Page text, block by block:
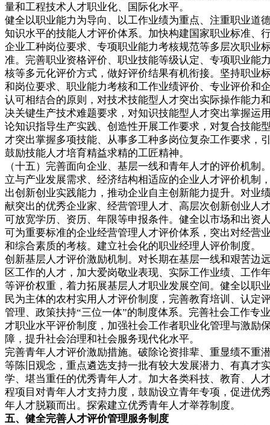
量和工程技术人才职业化、国际化水平。
健全以职业能力为导向、以工作业绩为重点、注重职业道
知识水平的技能人才评价体系。加快构建国家职业标准、
企业工种岗位要求、专项职业能力考核规范等多层次职业
准。完善职业资格评价、职业技能等级认定、专项职业能
核等多元化评价方式，做好评价结果有机衔接。坚持职业
和岗位要求、职业能力考核和工作业绩评价、专业评价和
认可相结合的原则，对技术技能型人才突出实际操作能力
决关键生产技术难题要求，对知识技能型人才突出掌握运
论知识指导生产实践、创造性开展工作要求，对复合技能
才突出掌握多项技能、从事多工种多岗位复杂工作要求，
鼓励技能人才培育精益求精的工匠精神。
（十五）完善面向企业、基层一线和青年人才的评价机制
立与产业发展需求、经济结构相适应的企业人才评价机制
出创新创业实践能力，推动企业自主创新能力提升。对业
献突出的优秀企业家、经营管理人才、高层次创新创业人
可放宽学历、资历、年限等申报条件。健全以市场和出资
可为重要标准的企业经营管理人才评价体系，突出对经营
和综合素质的考核。建立社会化的职业经理人评价制度。
创新基层人才评价激励机制。对长期在基层一线和艰苦边
区工作的人才，加大爱岗敬业表现、实际工作业绩、工作
等评价权重，着力拓展基层人才职业发展空间。健全以职
民为主体的农村实用人才评价制度，完善教育培训、认定
管理、政策扶持“三位一体”的制度体系。完善社会工作专
才职业水平评价制度，加强社会工作者职业化管理与激励
障，提升社会治理和社会服务现代化水平。
完善青年人才评价激励措施。破除论资排辈、重显绩不重
等陈旧观念，重点遴选支持一批有较大发展潜力、有真才
学、堪当重任的优秀青年人才。加大各类科技、教育、人
程项目对青年人才支持力度，鼓励设立青年专项，促进优
年人才脱颖而出。探索建立优秀青年人才举荐制度。
五、健全完善人才评价管理服务制度